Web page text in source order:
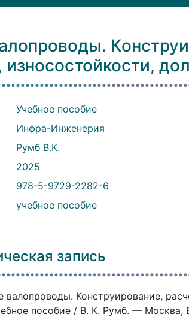
износостойкости,
Учебное пособие
Инфра-Инженерия
Румб В.К.
2025
978-5-9729-2282-6
учебное пособие
запись
Конструирование,
пособие / В. К. Румб. —